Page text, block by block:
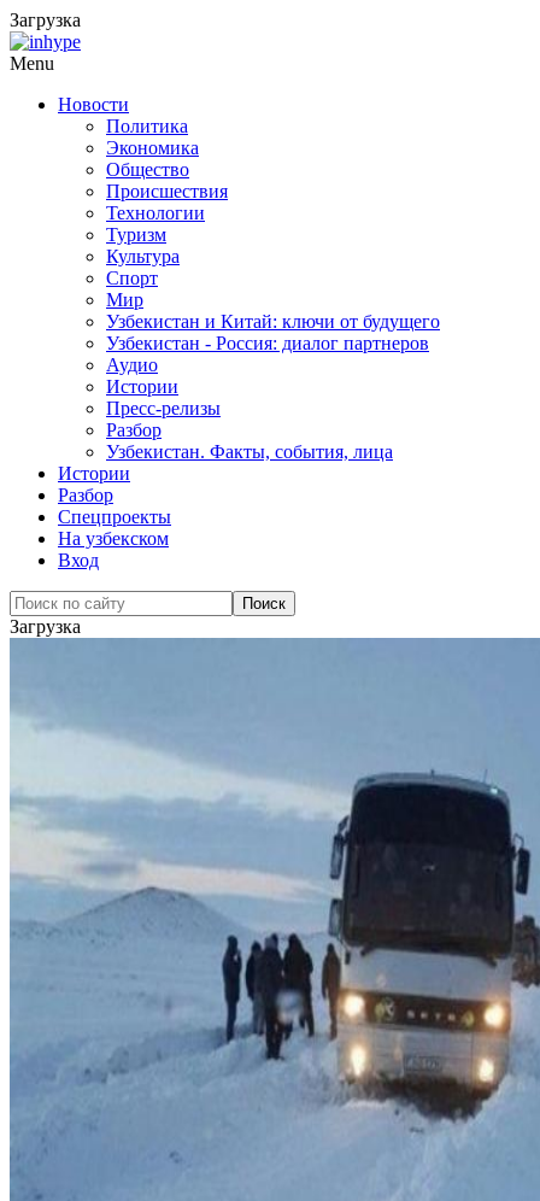
Загрузка
Menu
Новости
Политика
Экономика
Общество
Происшествия
Технологии
Туризм
Культура
Спорт
Мир
Узбекистан и Китай: ключи от будущего
Узбекистан - Россия: диалог партнеров
Аудио
Истории
Пресс-релизы
Разбор
Узбекистан. Факты, события, лица
Истории
Разбор
Спецпроекты
На узбекском
Вход
Загрузка